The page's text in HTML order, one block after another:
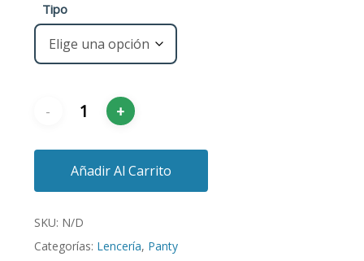
Tipo
Añadir Al Carrito
SKU: N/D
Categorías: Lencería, Panty